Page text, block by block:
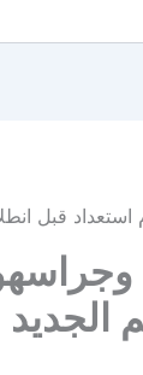
استعداد قبل
الجديد